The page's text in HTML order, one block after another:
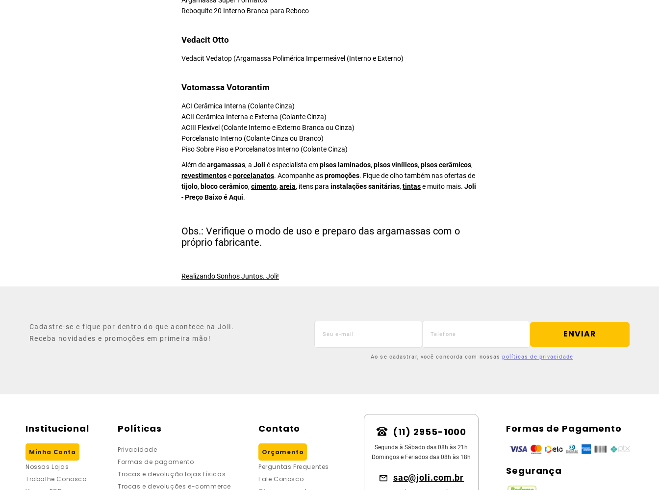
Reboquite 20 Interno Branca para Reboco
Vedacit Otto
Vedacit Vedatop (Argamassa Polimérica Impermeável (Interno e Externo)
Votomassa Votorantim
ACI Cerâmica Interna (Colante Cinza)
ACII Cerâmica Interna e Externa (Colante Cinza)
ACIII Flexível (Colante Interno e Externo Branca ou Cinza)
Porcelanato Interno (Colante Cinza ou Branco)
Piso Sobre Piso e Porcelanatos Interno (Colante Cinza)
Além deargamassas, a Joli é especialista empisos laminados, pisos vinílicos, pisos cerâmicos,
revestimentoseporcelanatos. Acompanhe aspromoções. Fique de olho também nas ofertas de
tijolo, bloco cerâmico, cimento, areia, itens para instalações sanitárias, tintase muito mais. Joli
-Preço Baixo é Aqui.
Obs.: Verifique o modo de uso e preparo das argamassas com o
próprio fabricante.
Realizando Sonhos Juntos. Joli!
Cadastre-se e fique por dentro do que acontece na Joli.
Receba novidades e promoções em primeira mão!
ENVIAR
Ao se cadastrar, você concorda com nossas políticas de privacidade
Institucional
Minha Conta
Nossas Lojas
Trabalhe Conosco
Políticas
Privacidade
Formas de pagamento
Trocas e devolução lojas físicas
Trocas e devoluções e-commerce
Contato
Orçamento
Perguntas Frequentes
Fale Conosco
(11) 2955-1000
Segunda à Sábado das 08h às 21h
Domingos e Feriados das 08h às 18h
sac@joli.com.br
Formas de Pagamento
Segurança